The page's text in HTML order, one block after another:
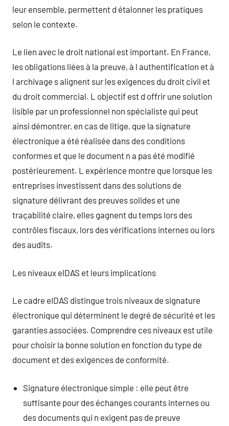
leur ensemble, permettent d étalonner les pratiques
selon le contexte.
Le lien avec le droit national est important. En France,
les obligations liées à la preuve, à l authentification et à
l archivage s alignent sur les exigences du droit civil et
du droit commercial. L objectif est d offrir une solution
lisible par un professionnel non spécialiste qui peut
ainsi démontrer, en cas de litige, que la signature
électronique a été réalisée dans des conditions
conformes et que le document n a pas été modifié
postérieurement. L expérience montre que lorsque les
entreprises investissent dans des solutions de
signature délivrant des preuves solides et une
traçabilité claire, elles gagnent du temps lors des
contrôles fiscaux, lors des vérifications internes ou lors
des audits.
Les niveaux eIDAS et leurs implications
Le cadre eIDAS distingue trois niveaux de signature
électronique qui déterminent le degré de sécurité et les
garanties associées. Comprendre ces niveaux est utile
pour choisir la bonne solution en fonction du type de
document et des exigences de conformité.
Signature électronique simple : elle peut être
suffisante pour des échanges courants internes ou
des documents qui n exigent pas de preuve